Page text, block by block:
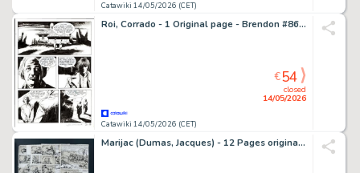
Catawiki 14/05/2026 (CET)
Roi, Corrado - 1 Original page - Brendon #86 - "La strega d'inverno" - 2012
Catawiki 14/05/2026 (CET)
closed
14/05/2026
€54
Marijac (Dumas, Jacques) - 12 Pages originales remontées - Jim Boum au Mexique - Le défilé de la Louve - 1977